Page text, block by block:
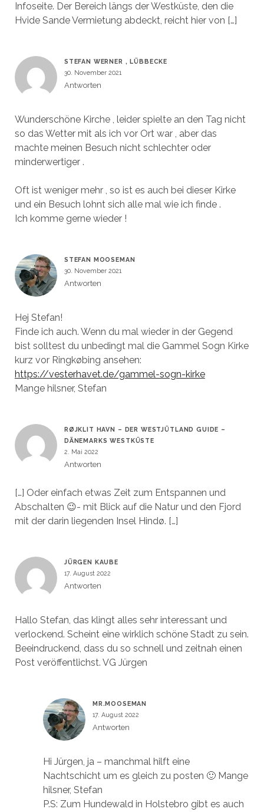
Infoseite. Der Bereich längs der Westküste, den die
Hvide Sande Vermietung abdeckt, reicht hier von […]
STEFAN WERNER , LÜBBECKE
30. November 2021
Antworten
Wunderschöne Kirche , leider spielte an den Tag nicht
so das Wetter mit als ich vor Ort war , aber das
machte meinen Besuch nicht schlechter oder
minderwertiger .
Oft ist weniger mehr , so ist es auch bei dieser Kirke
und ein Besuch lohnt sich alle mal wie ich finde .
Ich komme gerne wieder !
STEFAN MOOSEMAN
30. November 2021
Antworten
Hej Stefan!
Finde ich auch. Wenn du mal wieder in der Gegend
bist solltest du unbedingt mal die Gammel Sogn Kirke
kurz vor Ringkøbing ansehen:
https://vesterhavet.de/gammel-sogn-kirke
Mange hilsner, Stefan
RØJKLIT HAVN – DER WESTJÜTLAND GUIDE –
DÄNEMARKS WESTKÜSTE
2. Mai 2022
Antworten
[…] Oder einfach etwas Zeit zum Entspannen und
Abschalten 😉- mit Blick auf die Natur und den Fjord
mit der darin liegenden Insel Hindø. […]
JÜRGEN KAUBE
17. August 2022
Antworten
Hallo Stefan, das klingt alles sehr interessant und
verlockend. Scheint eine wirklich schöne Stadt zu sein.
Beeindruckend, dass du so schnell und zeitnah einen
Post veröffentlichst. VG Jürgen
MR.MOOSEMAN
17. August 2022
Antworten
Hi Jürgen, ja – manchmal hilft eine
Nachtschicht um es gleich zu posten 🙂 Mange
hilsner, Stefan
P.S: Zum Hundewald in Holstebro gibt es auch